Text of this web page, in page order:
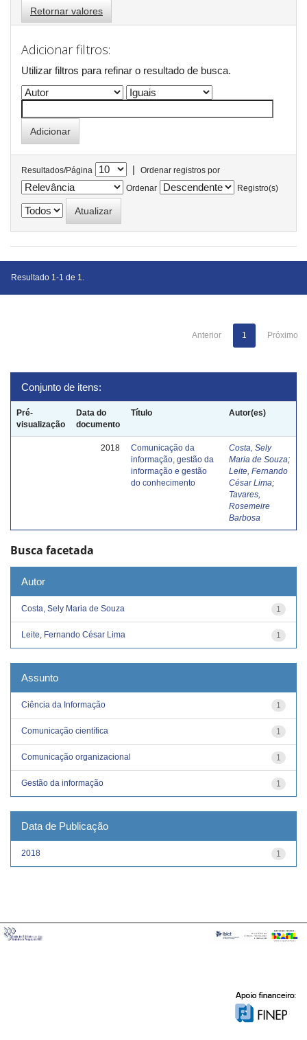
Retornar valores
Adicionar filtros:
Utilizar filtros para refinar o resultado de busca.
Resultados/Página |
Ordenar registros por
Ordenar
Registro(s)
Resultado 1-1 de 1.
Anterior 1 Próximo
Conjunto de itens:
Pré-
visualização
Data do
documento
Título Autor(es)
2018
Comunicação da
informação, gestão da
informação e gestão
do conhecimento
Costa, Sely
Maria de Souza;
Leite, Fernando
César Lima;
Tavares,
Rosemeire
Barbosa
Busca facetada
Autor
1
Costa, Sely Maria de Souza
1
Leite, Fernando César Lima
Assunto
1
Ciência da Informação
1
Comunicação científica
1
Comunicação organizacional
1
Gestão da informação
Data de Publicação
1
2018